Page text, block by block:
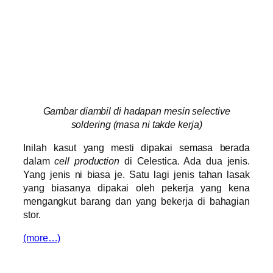
Gambar diambil di hadapan mesin selective
soldering (masa ni takde kerja)
Inilah kasut yang mesti dipakai semasa berada
dalamcell productiondi Celestica. Ada dua jenis.
Yang jenis ni biasa je. Satu lagi jenis tahan lasak
yang biasanya dipakai oleh pekerja yang kena
mengangkut barang dan yang bekerja di bahagian
stor.
(more…)